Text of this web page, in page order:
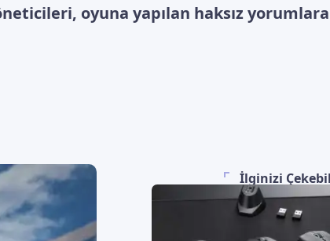
oyuna yapılan haksız
İlginizi